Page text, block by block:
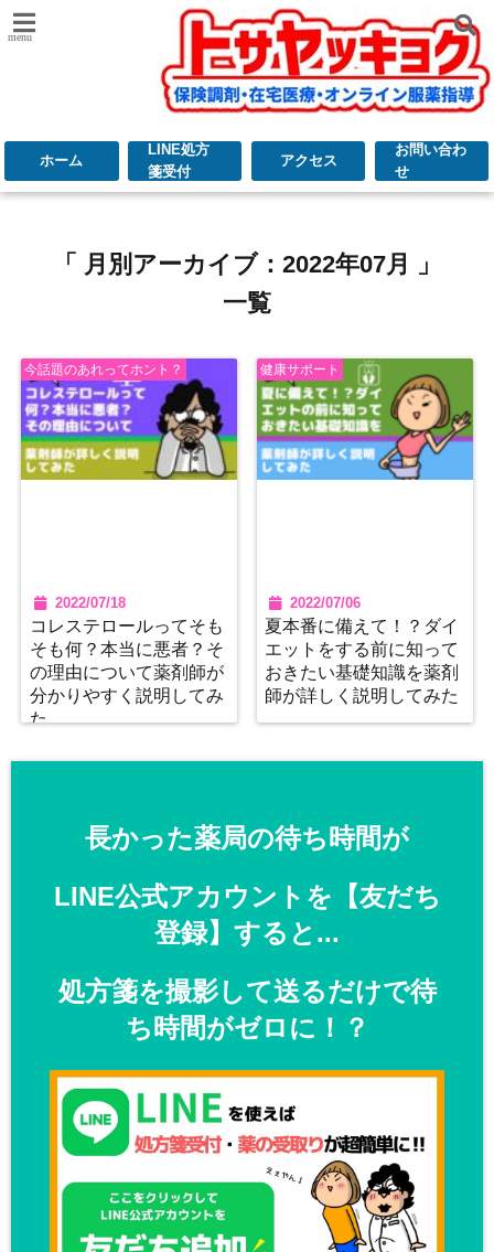
menu
ホーム
LINE処方
箋受付
アクセス
お問い合わ
せ
「 月別アーカイブ：2022年07月 」
一覧
今話題のあれってホント？
2022/07/18
コレステロールってそも
そも何？本当に悪者？そ
の理由について薬剤師が
分かりやすく説明してみ
た
健康サポート
2022/07/06
夏本番に備えて！？ダイ
エットをする前に知って
おきたい基礎知識を薬剤
師が詳しく説明してみた
長かった薬局の待ち時間が
LINE公式アカウントを【友だち
登録】すると...
処方箋を撮影して送るだけで待
ち時間がゼロに！？